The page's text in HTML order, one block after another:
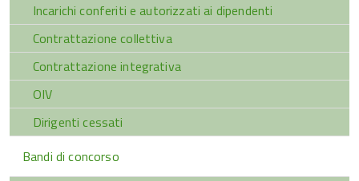
Incarichi conferiti e autorizzati ai dipendenti
Contrattazione collettiva
Contrattazione integrativa
OIV
Dirigenti cessati
Bandi di concorso